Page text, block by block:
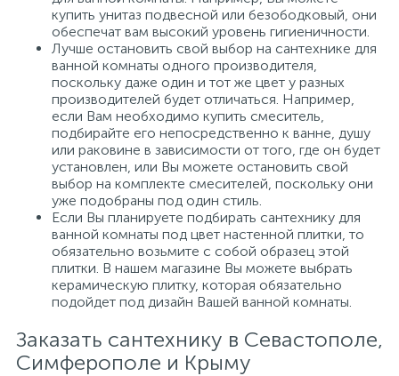
купить унитаз подвесной или безободковый, они
обеспечат вам высокий уровень гигиеничности.
Лучше остановить свой выбор на сантехнике для
ванной комнаты одного производителя,
поскольку даже один и тот же цвет у разных
производителей будет отличаться. Например,
если Вам необходимо купить смеситель,
подбирайте его непосредственно к ванне, душу
или раковине в зависимости от того, где он будет
установлен, или Вы можете остановить свой
выбор на комплекте смесителей, поскольку они
уже подобраны под один стиль.
Если Вы планируете подбирать сантехнику для
ванной комнаты под цвет настенной плитки, то
обязательно возьмите с собой образец этой
плитки. В нашем магазине Вы можете выбрать
керамическую плитку, которая обязательно
подойдет под дизайн Вашей ванной комнаты.
Заказать сантехнику в Севастополе,
Симферополе и Крыму